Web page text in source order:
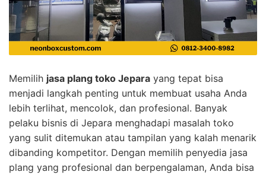
Memilih jasa plang toko Jepara yang tepat bisa
menjadi langkah penting untuk membuat usaha Anda
lebih terlihat, mencolok, dan profesional. Banyak
pelaku bisnis di Jepara menghadapi masalah toko
yang sulit ditemukan atau tampilan yang kalah menarik
dibanding kompetitor. Dengan memilih penyedia jasa
plang yang profesional dan berpengalaman, Anda bisa